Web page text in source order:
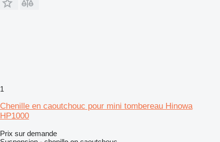
1
Chenille en caoutchouc pour mini tombereau Hinowa
HP1000
Prix sur demande